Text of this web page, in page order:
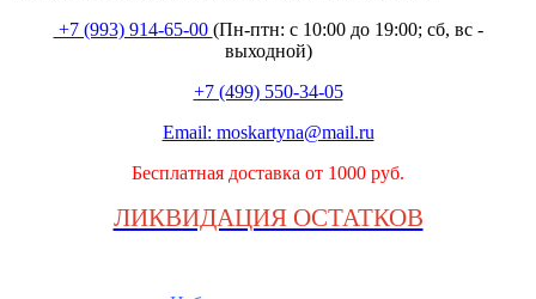
+7 (993) 914-65-00 (Пн-птн: с10:00 до 19:00; сб, вс -
выходной)
+7 (499) 550-34-05
Email: moskartyna@mail.ru
Бесплатная доставка от 1000 руб.
ЛИКВИДАЦИЯ ОСТАТКОВ